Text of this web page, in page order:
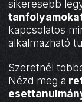
sikeresebb
kapcsolatos
alkalmazható
Szeretnél
Nézd meg a